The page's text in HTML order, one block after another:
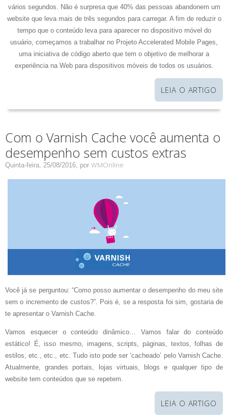
vários segundos. Não é surpresa que 40% das pessoas abandonem um
website que leva mais de três segundos para carregar. A fim de reduzir o
tempo que o conteúdo leva para aparecer no dispositivo móvel do
usuário, começamos a trabalhar no Projeto Accelerated Mobile Pages,
uma iniciativa de código aberto que tem o objetivo de melhorar a
experiência na Web para dispositivos móveis de todos os usuários.
LEIA O ARTIGO
Com o Varnish Cache você aumenta o
desempenho sem custos extras
Quinta-feira, 25/08/2016, por WMOnline
Você já se perguntou: “Como posso aumentar o desempenho do meu site
sem o incremento de custos?”. Pois é, se a resposta foi sim, gostaria de
te apresentar o Varnish Cache.
Vamos esquecer o conteúdo dinâmico… Vamos falar do conteúdo
estático! É, isso mesmo, imagens, scripts, páginas, textos, folhas de
estilos, etc., etc., etc. Tudo isto pode ser ‘cacheado’ pelo Varnish Cache.
Atualmente, grandes portais, lojas virtuais, blogs e qualquer tipo de
website tem conteúdos que se repetem.
LEIA O ARTIGO